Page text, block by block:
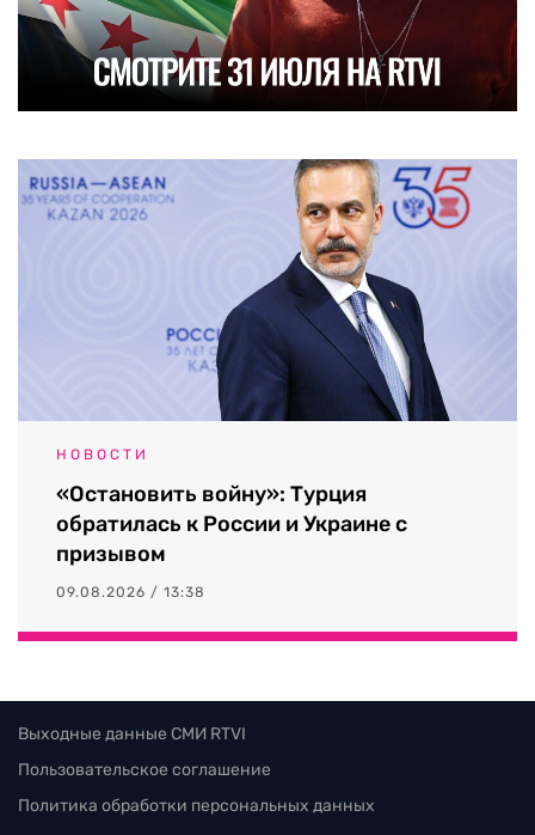
НОВОСТИ
«Остановить войну»: Турция
обратилась к России и Украине с
призывом
09.08.2026 / 13:38
Выходные данные СМИ RTVI
Пользовательское соглашение
Политика обработки персональных данных